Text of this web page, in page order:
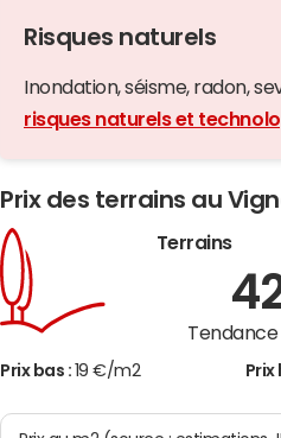
Risques naturels
Inondation, séisme, radon,
risques naturels et
Prix des terrains au
Terrains
Tendance
Prix bas : 19 €/m2 Prix